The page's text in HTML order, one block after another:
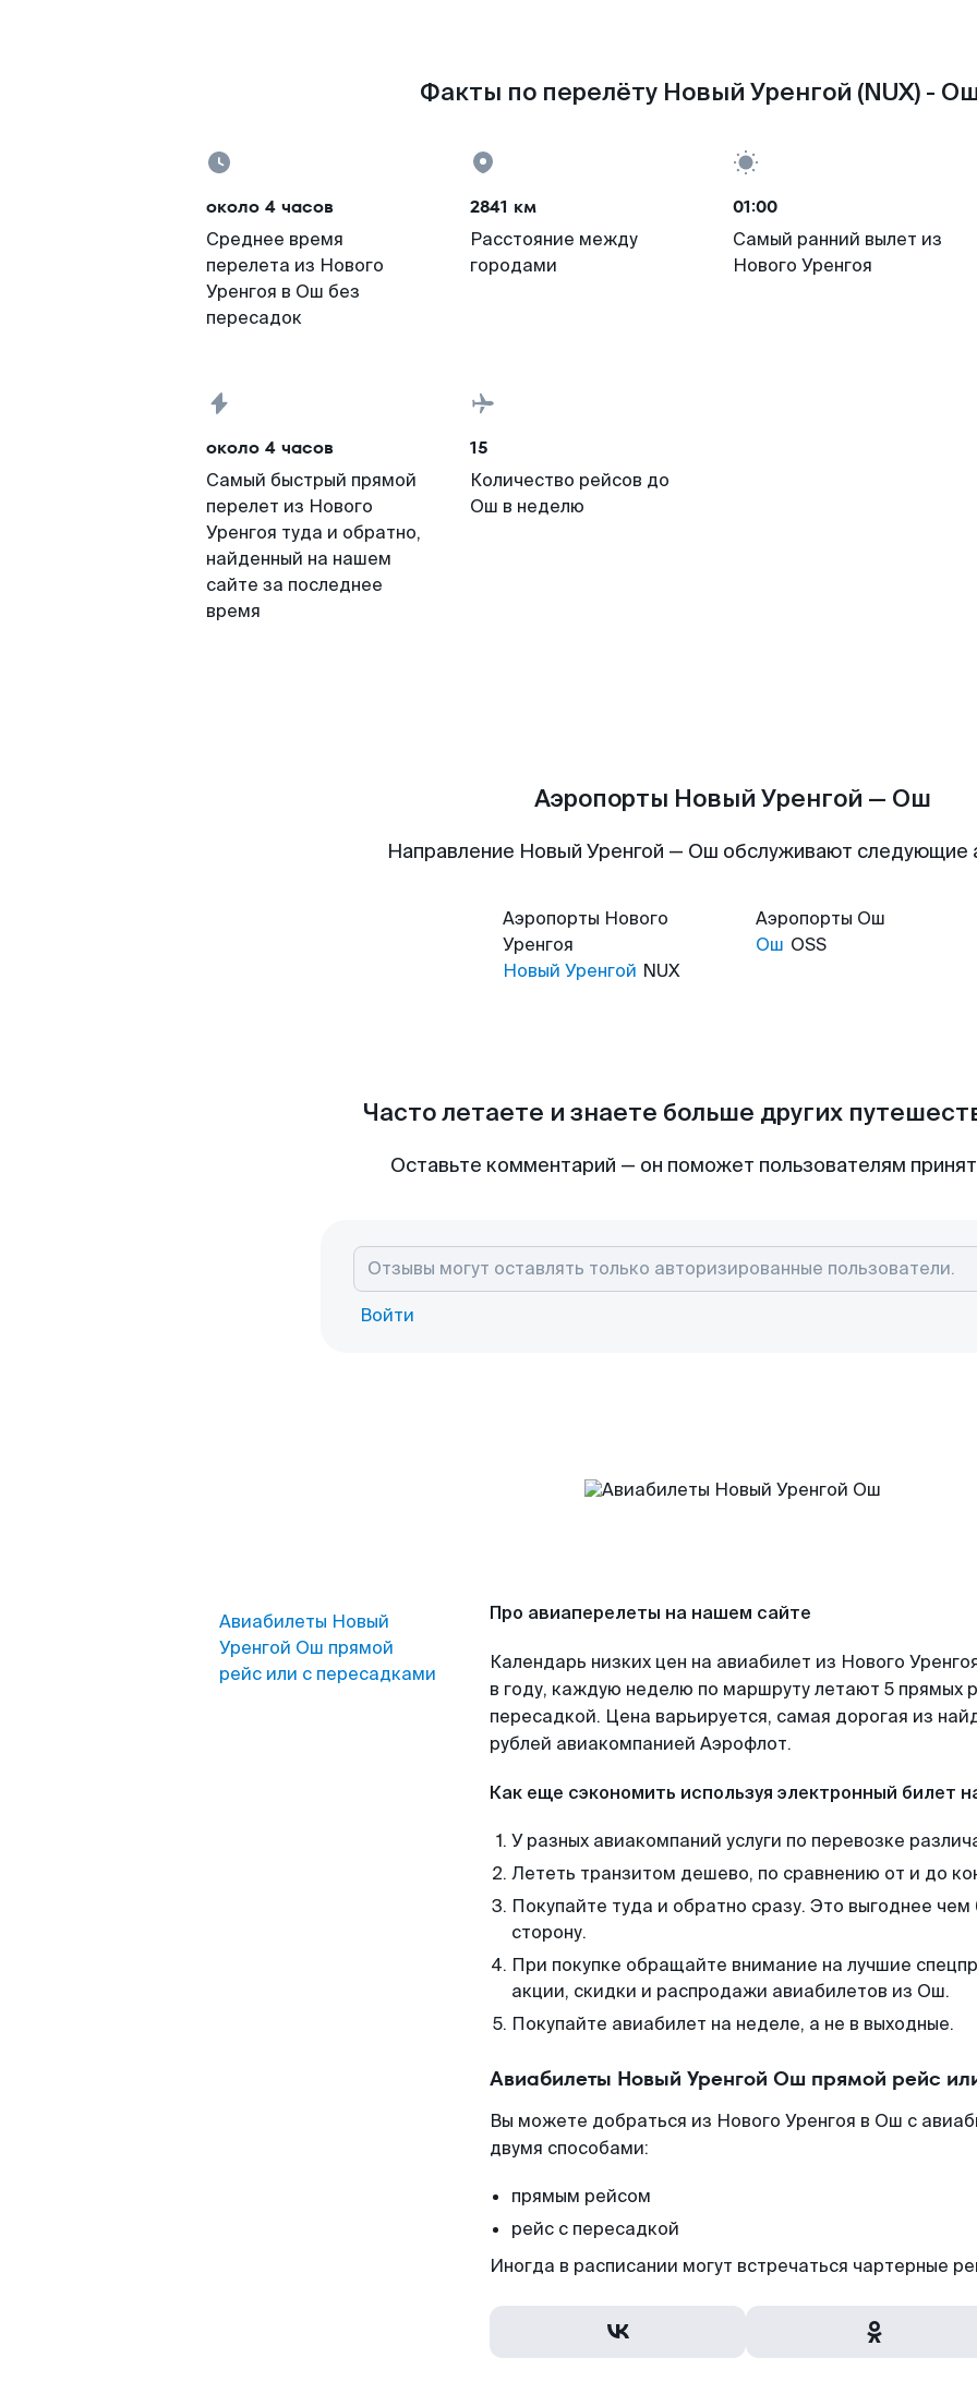
Факты по перелёту Новый Уренгой (NUX) - Ош
около 4 часов
Среднее время
перелета из Нового
Уренгоя в Ош без
пересадок
2841 км
Расстояние между
городами
01:00
Самый ранний вылет из
Нового Уренгоя
около 4 часов
Самый быстрый прямой
перелет из Нового
Уренгоя туда и обратно,
найденный на нашем
сайте за последнее
время
15
Количество рейсов до
Ош в неделю
Аэропорты Новый Уренгой — Ош
Направление Новый Уренгой — Ош обслуживают следующие
Аэропорты Нового
Уренгоя
Новый Уренгой NUX
Аэропорты Ош
Ош OSS
Часто летаете и знаете больше других
Оставьте комментарий — он поможет пользователям
Войти
Авиабилеты Новый
Уренгой Ош прямой
рейс или с пересадками
Про авиаперелеты на нашем сайте
Календарь низких цен на авиабилет из Нового
в году, каждую неделю по маршруту летают 5 прямых
пересадкой. Цена варьируется, самая дорогая из
рублей авиакомпанией Аэрофлот.
Как еще сэкономить используя электронный билет
У разных авиакомпаний услуги по перевозке
Лететь транзитом дешево, по сравнению от и до
Покупайте туда и обратно сразу. Это выгоднее
сторону.
При покупке обращайте внимание на лучшие
акции, скидки и распродажи авиабилетов из Ош.
Покупайте авиабилет на неделе, а не в выходные.
Авиабилеты Новый Уренгой Ош прямой рейс
Вы можете добраться из Нового Уренгоя в Ош с
двумя способами:
прямым рейсом
рейс с пересадкой
Иногда в расписании могут встречаться чартерные